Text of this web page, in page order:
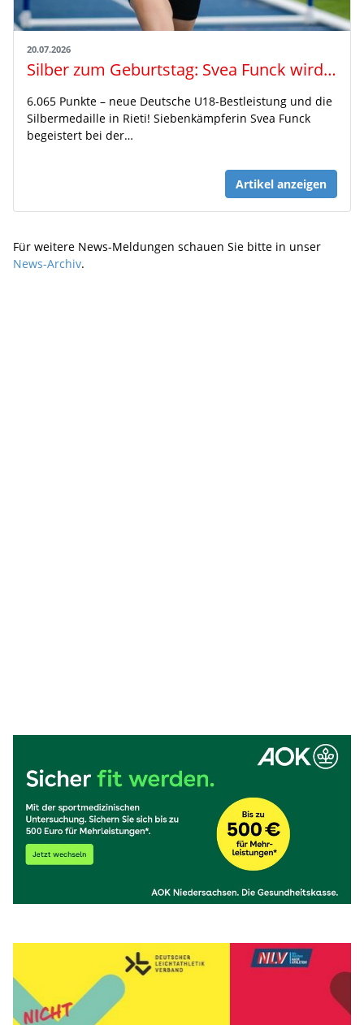
20.07.2026
Silber zum Geburtstag: Svea Funck wird U18-Vize-Europameisterin
6.065 Punkte – neue Deutsche U18-Bestleistung und die
Silbermedaille in Rieti! Siebenkämpferin Svea Funck
begeistert bei der…
Artikel anzeigen
Für weitere News-Meldungen schauen Sie bitte in unser
News-Archiv.